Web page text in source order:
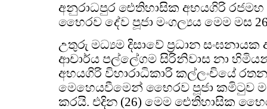
අනුරාධපුර ඓතිහාසික අභයගිරි රජමහ
භෛරව දේව පූජා මංගල්‍යය මෙම මස 26
උතුරු මධ්‍යම දිසාවේ ප්‍රධාන සංඝනායක
ආචාර්ය පල්ලේගම සිරිනිවාස නා
අභයගිරි විහාරාධිකාරි කල්ලංචියේ
මෙහෙයවීමෙන් භෛරව පූජා කමිටුව
කරයි. එදින (26) මෙම ඓතිහාසික